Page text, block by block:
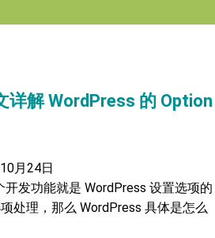
详解 WordPress 的 Option
月24日
发功能就是 WordPress 设置选项的
处理，那么 WordPress 具体是怎么